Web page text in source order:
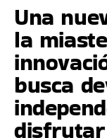
Una
la
busca